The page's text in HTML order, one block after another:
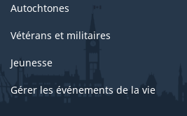
Autochtones
Vétérans et militaires
Jeunesse
Gérer les événements de la vie